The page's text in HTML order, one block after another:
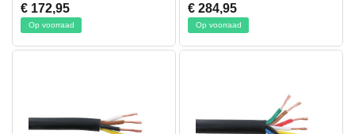
€ 172,95
Op voorraad
€ 284,95
Op voorraad